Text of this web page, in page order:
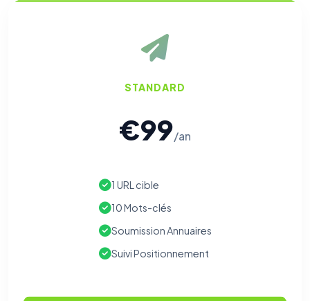
STANDARD
€99/an
1 URL cible
10 Mots-clés
Soumission Annuaires
Suivi Positionnement